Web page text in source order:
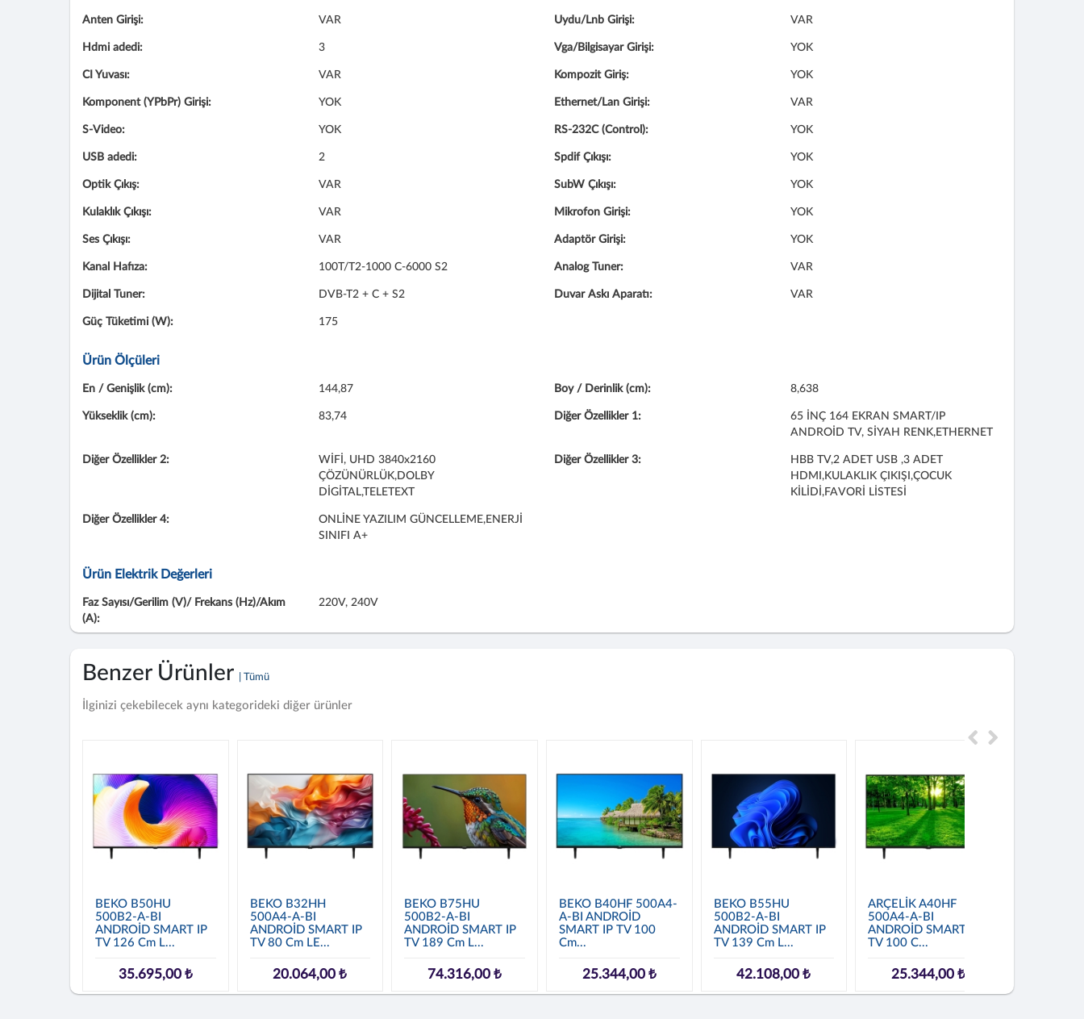
Anten Girişi: VAR Uydu/Lnb Girişi: VAR
Hdmi adedi: 3 Vga/Bilgisayar Girişi: YOK
CI Yuvası: VAR Kompozit Giriş: YOK
Komponent (YPbPr) Girişi: YOK Ethernet/Lan Girişi: VAR
S-Video: YOK RS-232C (Control): YOK
USB adedi: 2 Spdif Çıkışı: YOK
Optik Çıkış: VAR SubW Çıkışı: YOK
Kulaklık Çıkışı: VAR Mikrofon Girişi: YOK
Ses Çıkışı: VAR Adaptör Girişi: YOK
Kanal Hafıza: 100T/T2-1000 C-6000 S2 Analog Tuner: VAR
Dijital Tuner: DVB-T2 + C + S2 Duvar Askı Aparatı: VAR
Güç Tüketimi (W): 175
Ürün Ölçüleri
En / Genişlik (cm): 144,87 Boy / Derinlik (cm): 8,638
Yükseklik (cm): 83,74 Diğer Özellikler 1:
65 İNÇ 164 EKRAN SMART/IP
ANDROİD TV, SİYAH RENK,ETHERNET
Diğer Özellikler 2:
WİFİ, UHD 3840x2160
ÇÖZÜNÜRLÜK,DOLBY
DİGİTAL,TELETEXT
Diğer Özellikler 3:
HBB TV,2 ADET USB ,3 ADET
HDMI,KULAKLIK ÇIKIŞI,ÇOCUK
KİLİDİ,FAVORİ LİSTESİ
Diğer Özellikler 4:
ONLİNE YAZILIM GÜNCELLEME,ENERJİ
SINIFI A+
Ürün Elektrik Değerleri
Faz Sayısı/Gerilim (V)/ Frekans (Hz)/Akım
(A):
220V, 240V
Benzer Ürünler | Tümü
İlginizi çekebilecek aynı kategorideki diğer ürünler
BEKO B50HU
500B2-A-BI
ANDROİD SMART IP
TV 126 Cm L...
35.695,00 ₺
BEKO B32HH
500A4-A-BI
ANDROİD SMART IP
TV 80 Cm LE...
20.064,00 ₺
BEKO B75HU
500B2-A-BI
ANDROİD SMART IP
TV 189 Cm L...
74.316,00 ₺
BEKO B40HF 500A4-
A-BI ANDROİD
SMART IP TV 100
Cm...
25.344,00 ₺
BEKO B55HU
500B2-A-BI
ANDROİD SMART IP
TV 139 Cm L...
42.108,00 ₺
ARÇELİK A40HF
500A4-A-BI
ANDROİD SMART IP
TV 100 C...
25.344,00 ₺